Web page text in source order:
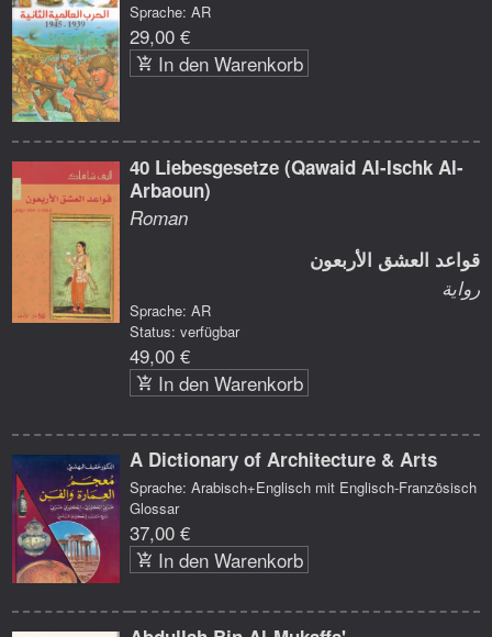
Sprache: AR
29,00 €
In den Warenkorb
40 Liebesgesetze (Qawaid Al-Ischk Al-
Arbaoun)
Roman
قواعد العشق الأربعون
رواية
Sprache: AR
Status: verfügbar
49,00 €
In den Warenkorb
A Dictionary of Architecture & Arts
Sprache: Arabisch+Englisch mit Englisch-Französisch
Glossar
37,00 €
In den Warenkorb